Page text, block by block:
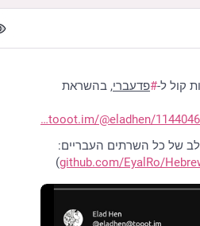
קול ל-
#פדעברי
tooot.im/@eladhen/
של כל השרתים העבריים:
github.com/EyalRo/
)